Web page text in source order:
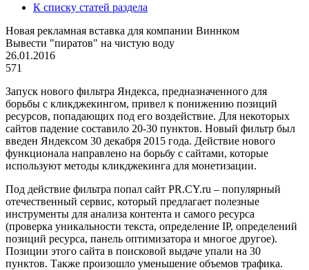
К списку статей раздела
Новая рекламная вставка для компании Виннком
Вывести "пиратов" на чистую воду
26.01.2016
571
Запуск нового фильтра Яндекса, предназначенного для
борьбы с кликджекингом, привел к понижению позиций
ресурсов, попадающих под его воздействие. Для некоторых
сайтов падение составило 20-30 пунктов. Новый фильтр был
введен Яндексом 30 декабря 2015 года. Действие нового
функционала направлено на борьбу с сайтами, которые
используют методы кликджекинга для монетизации.
Под действие фильтра попал сайт PR.CY.ru – популярный
отечественный сервис, который предлагает полезные
инструменты для анализа контента и самого ресурса
(проверка уникальности текста, определение IP, определений
позиций ресурса, панель оптимизатора и многое другое).
Позиции этого сайта в поисковой выдаче упали на 30
пунктов. Также произошло уменьшение объемов трафика.